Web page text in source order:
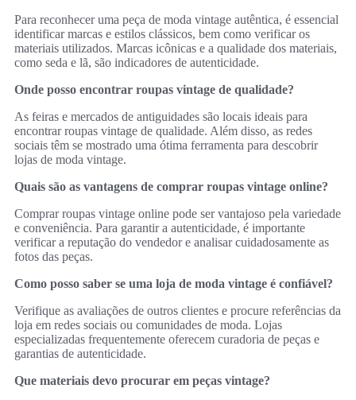
Para reconhecer uma peça de moda vintage autêntica, é essencial
identificar marcas e estilos clássicos, bem como verificar os
materiais utilizados. Marcas icônicas e a qualidade dos materiais,
como seda e lã, são indicadores de autenticidade.
Onde posso encontrar roupas vintage de qualidade?
As feiras e mercados de antiguidades são locais ideais para
encontrar roupas vintage de qualidade. Além disso, as redes
sociais têm se mostrado uma ótima ferramenta para descobrir
lojas de moda vintage.
Quais são as vantagens de comprar roupas vintage online?
Comprar roupas vintage online pode ser vantajoso pela variedade
e conveniência. Para garantir a autenticidade, é importante
verificar a reputação do vendedor e analisar cuidadosamente as
fotos das peças.
Como posso saber se uma loja de moda vintage é confiável?
Verifique as avaliações de outros clientes e procure referências da
loja em redes sociais ou comunidades de moda. Lojas
especializadas frequentemente oferecem curadoria de peças e
garantias de autenticidade.
Que materiais devo procurar em peças vintage?